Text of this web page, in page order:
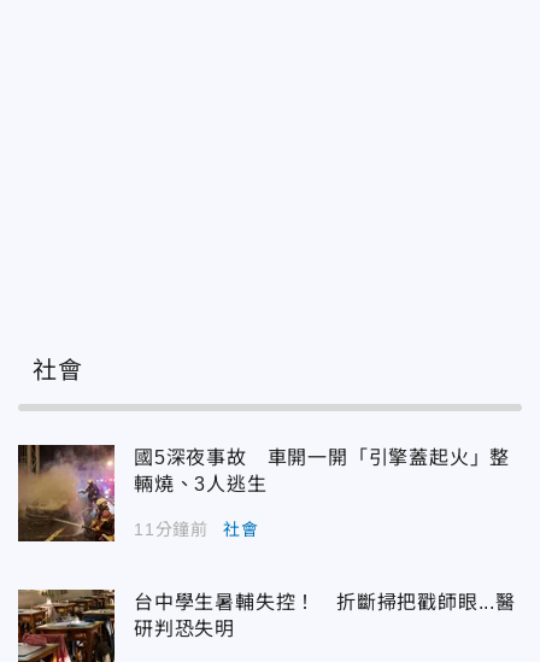
社會
國5深夜事故 車開一開「引擎蓋起火」整
輛燒、3人逃生
11分鐘前 社會
台中學生暑輔失控！ 折斷掃把戳師眼...醫
研判恐失明